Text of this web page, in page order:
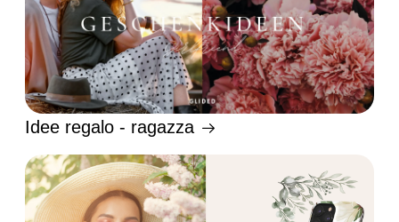
Idee regalo - ragazza